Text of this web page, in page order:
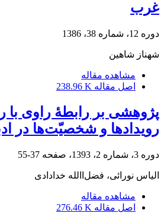
غرب
دوره 12، شماره 38، 1386
شهناز شاهین
مشاهده مقاله
اصل مقاله 238.96 K
پژوهشی بر رابطۀ راوی با
رویدادها و شخصیّت‌ها در
دوره 3، شماره 2، 1393، صفحه 37-55
الیاس نورائی، فضل‌االله خدادادی
مشاهده مقاله
اصل مقاله 276.46 K